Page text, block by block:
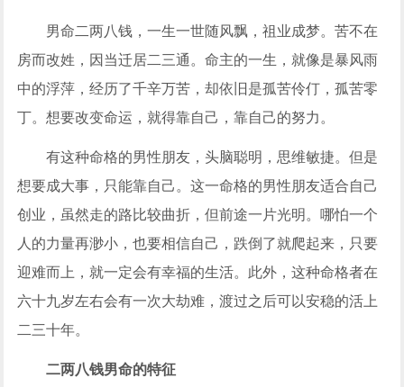
男命二两八钱，一生一世随风飘，祖业成梦。苦不在
房而改姓，因当迁居二三通。命主的一生，就像是暴风雨
中的浮萍，经历了千辛万苦，却依旧是孤苦伶仃，孤苦零
丁。想要改变命运，就得靠自己，靠自己的努力。
有这种命格的男性朋友，头脑聪明，思维敏捷。但是
想要成大事，只能靠自己。这一命格的男性朋友适合自己
创业，虽然走的路比较曲折，但前途一片光明。哪怕一个
人的力量再渺小，也要相信自己，跌倒了就爬起来，只要
迎难而上，就一定会有幸福的生活。此外，这种命格者在
六十九岁左右会有一次大劫难，渡过之后可以安稳的活上
二三十年。
二两八钱男命的特征